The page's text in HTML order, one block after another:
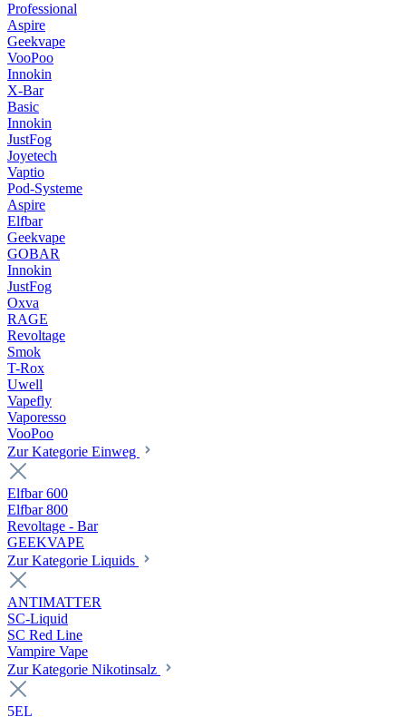
Professional
Aspire
Geekvape
VooPoo
Innokin
X-Bar
Basic
Innokin
JustFog
Joyetech
Vaptio
Pod-Systeme
Aspire
Elfbar
Geekvape
GOBAR
Innokin
JustFog
Oxva
RAGE
Revoltage
Smok
T-Rox
Uwell
Vapefly
Vaporesso
VooPoo
Zur Kategorie Einweg
Elfbar 600
Elfbar 800
Revoltage - Bar
GEEKVAPE
Zur Kategorie Liquids
ANTIMATTER
SC-Liquid
SC Red Line
Vampire Vape
Zur Kategorie Nikotinsalz
5EL